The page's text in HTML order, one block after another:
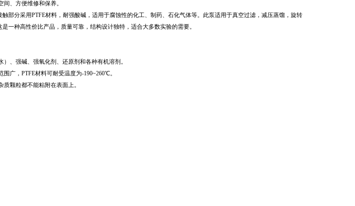
、方便维修和保养。
部分采用PTFE材料，耐强酸碱，适用于腐蚀性的化工、制药、石化气体等。此泵适用于真空过滤，减压蒸馏，旋转
一种高性价比产品，质量可靠，结构设计独特，适合大多数实验的需要。
、强碱、强氧化剂、还原剂和各种有机溶剂。
广，PTFE材料可耐受温度为-190~260℃。
颗粒都不能粘附在表面上。